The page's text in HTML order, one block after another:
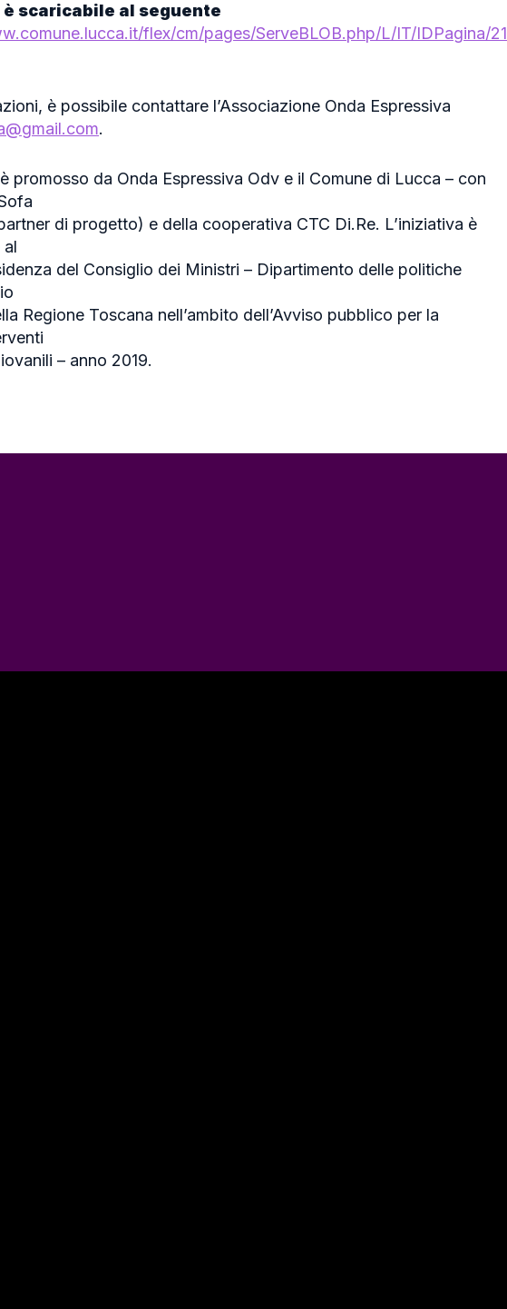
scaricabile al seguente
flex/cm/pages/ServeBLOB.php/L/IT/IDPagina/
è possibile contattare l’Associazione Onda Espressiva
.
è promosso da Onda Espressiva Odv e il Comune di Lucca – con
di progetto) e della cooperativa CTC Di.Re. L’iniziativa è
al
del Consiglio dei Ministri – Dipartimento delle politiche
Regione Toscana nell’ambito dell’Avviso pubblico per la
– anno 2019.